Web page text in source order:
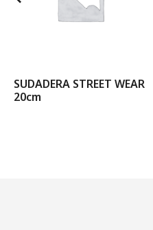
SUDADERA STREET WEAR
20cm